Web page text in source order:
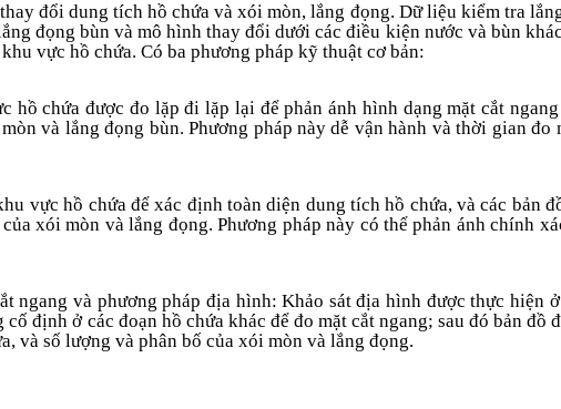
đổi dung tích hồ chứa và xói mòn, lắng đọng. Dữ liệu kiểm tra
đọng bùn và mô hình thay đổi dưới các điều kiện nước và bùn
vực hồ chứa. Có ba phương pháp kỹ thuật cơ bản:
hồ chứa được đo lặp đi lặp lại để phản ánh hình dạng mặt cắt
và lắng đọng bùn. Phương pháp này dễ vận hành và thời gian đo
vực hồ chứa để xác định toàn diện dung tích hồ chứa, và các bản
xói mòn và lắng đọng. Phương pháp này có thể phản ánh chính
ngang và phương pháp địa hình: Khảo sát địa hình được thực hiện
định ở các đoạn hồ chứa khác để đo mặt cắt ngang; sau đó bản đồ
và số lượng và phân bố của xói mòn và lắng đọng.